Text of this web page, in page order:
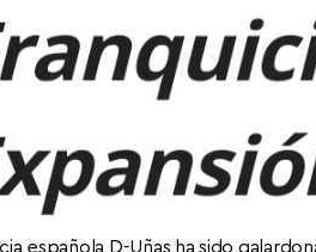
española D-Uñas ha sido